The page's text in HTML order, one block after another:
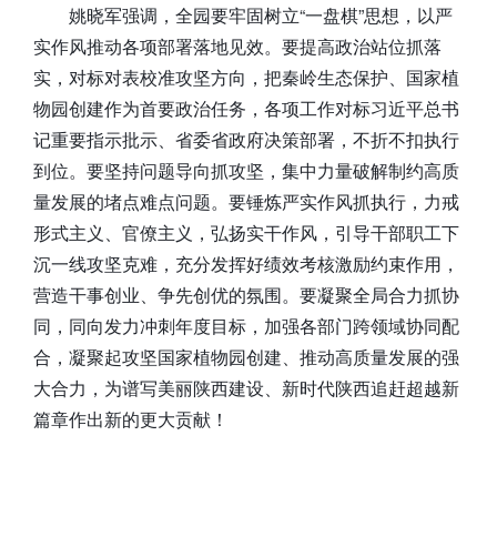
姚晓军强调，全园要牢固树立“一盘棋”思想，以严
实作风推动各项部署落地见效。要提高政治站位抓落
实，对标对表校准攻坚方向，把秦岭生态保护、国家植
物园创建作为首要政治任务，各项工作对标习近平总书
记重要指示批示、省委省政府决策部署，不折不扣执行
到位。要坚持问题导向抓攻坚，集中力量破解制约高质
量发展的堵点难点问题。要锤炼严实作风抓执行，力戒
形式主义、官僚主义，弘扬实干作风，引导干部职工下
沉一线攻坚克难，充分发挥好绩效考核激励约束作用，
营造干事创业、争先创优的氛围。要凝聚全局合力抓协
同，同向发力冲刺年度目标，加强各部门跨领域协同配
合，凝聚起攻坚国家植物园创建、推动高质量发展的强
大合力，为谱写美丽陕西建设、新时代陕西追赶超越新
篇章作出新的更大贡献！